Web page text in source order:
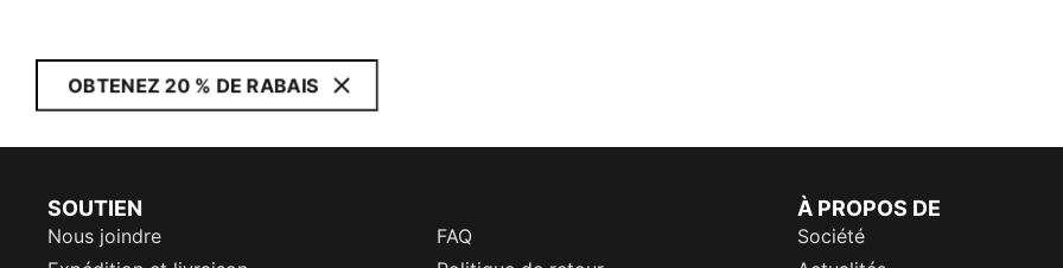
OBTENEZ 20 % DE RABAIS
SOUTIEN
Nous joindre
FAQ
À PROPOS DE
Société